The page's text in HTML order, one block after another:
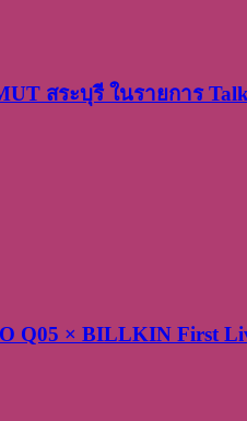
สระบุรี ในรายการ
Q05 × BILLKIN First